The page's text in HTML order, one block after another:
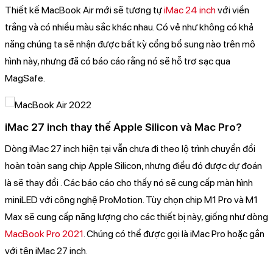
Thiết kế MacBook Air mới sẽ tương tựiMac 24 inchvới viền
trắng và có nhiều màu sắc khác nhau. Có vẻ như không có khả
năng chúng ta sẽ nhận được bất kỳ cổng bổ sung nào trên mô
hình này, nhưng đã có báo cáo rằng nó sẽ hỗ trơ sạc qua
MagSafe.
iMac 27 inch thay thế Apple Silicon và Mac Pro?
Dòng iMac 27 inch hiện tại vẫn chưa đi theo lộ trình chuyển đổi
hoàn toàn sang chip Apple Silicon, nhưng điều đó được dự đoán
là sẽ thay đổi . Các báo cáo cho thấy nó sẽ cung cấp màn hình
miniLED với công nghệ ProMotion. Tùy chọn chip M1 Pro và M1
Max sẽ cung cấp năng lượng cho các thiết bị này, giống như dòng
MacBook Pro 2021. Chúng có thể được gọi là iMac Pro hoặc gắn
với tên iMac 27 inch.